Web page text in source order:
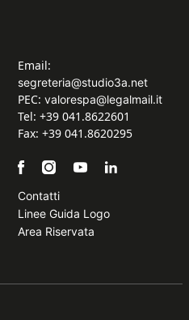
Email:
segreteria@studio3a.net
PEC: valorespa@legalmail.it
Tel: +39 041.8622601
Fax: +39 041.8620295
Contatti
Linee Guida Logo
Area Riservata